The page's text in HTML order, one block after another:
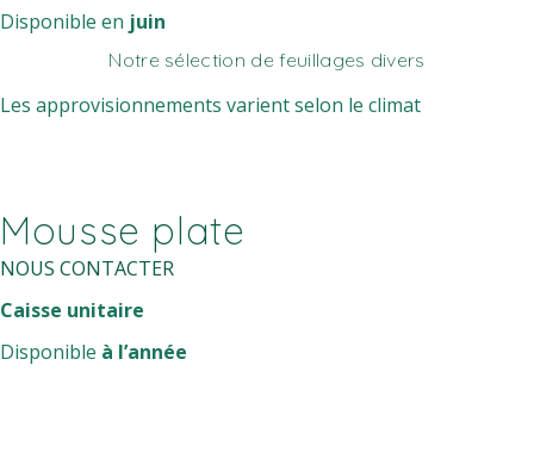
Disponible en juin
Notre sélection de feuillages divers
Les approvisionnements varient selon le climat
Mousse plate
NOUS CONTACTER
Caisse unitaire
Disponible à l’année